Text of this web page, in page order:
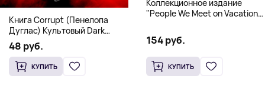
Книга Corrupt (Пенелопа
Дуглас) Культовый Dark
Romance бестселлер (18+)
48 руб.
КУПИТЬ
Коллекционное издание
"People We Meet on Vacation"
Hardcover
154 руб.
КУПИТЬ